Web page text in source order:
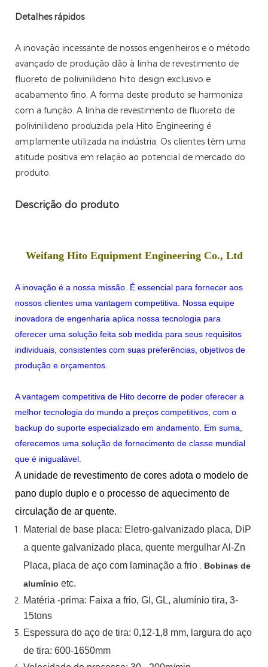
Detalhes rápidos
A inovação incessante de nossos engenheiros e o método
avançado de produção dão à linha de revestimento de
fluoreto de polivinilideno hito design exclusivo e
acabamento fino. A forma deste produto se harmoniza
com a função. A linha de revestimento de fluoreto de
polivinilideno produzida pela Hito Engineering é
amplamente utilizada na indústria. Os clientes têm uma
atitude positiva em relação ao potencial de mercado do
produto.
Descrição do produto
Weifang Hito Equipment Engineering Co., Ltd
A inovação é a nossa missão. É essencial para fornecer aos
nossos clientes uma vantagem competitiva. Nossa equipe
inovadora de engenharia aplica nossa tecnologia para
oferecer uma solução feita sob medida para seus requisitos
individuais, consistentes com suas preferências, objetivos de
produção e orçamentos.
A vantagem competitiva de Hito decorre de poder oferecer a
melhor tecnologia do mundo a preços competitivos, com o
backup do suporte especializado em andamento. Em suma,
oferecemos uma solução de fornecimento de classe mundial
que é inigualável.
A unidade de revestimento de cores adota o modelo de
pano duplo duplo e o processo de aquecimento de
circulação de ar quente.
Material de base placa: Eletro-galvanizado placa, DiP
a quente galvanizado placa, quente mergulharAl-Zn
Placa, placa de aço com laminação a frio , Bobinas de
alumínio etc.
Matéria -prima: Faixa a frio, GI, GL, alumínio tira, 3-
15tons
Espessura do aço de tira: 0,12-1,8 mm, largura do aço
de tira: 600-1650mm